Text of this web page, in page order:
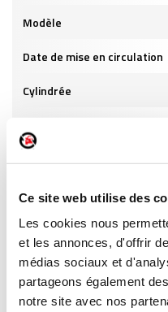
Ce site web utilise des
Les cookies nous
et les annonces, d'offrir
médias sociaux et
partageons également
notre site avec nos
Modèle
Date de mise en circulation
Cylindrée
INFORMATIONS